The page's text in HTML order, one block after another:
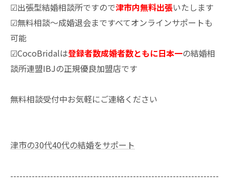
☑出張型結婚相談所ですので津市内無料出張いたします
☑無料相談～成婚退会まですべてオンラインサポートも
可能
☑CocoBridalは登録者数成婚者数ともに日本一の結婚相
談所連盟IBJの正規優良加盟店です
無料相談受付中お気軽にご連絡ください
津市の30代40代の結婚をサポート
--------------------------------------------------------------------